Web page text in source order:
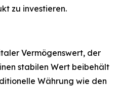
zu investieren.
Vermögenswert, der
stabilen Wert beibehält
Währung wie den